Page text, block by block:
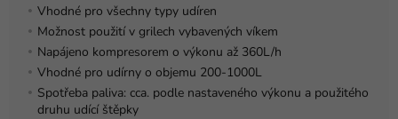
Vhodné pro všechny typy udíren
Možnost použití v grilech vybavených víkem
Napájeno kompresorem o výkonu až 360L/h
Vhodné pro udírny o objemu 200-1000L
Spotřeba paliva: cca. podle nastaveného výkonu a použitého
druhu udící štěpky